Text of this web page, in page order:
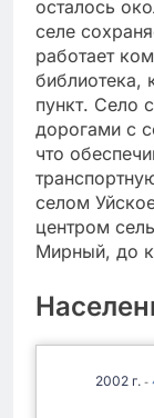
осталось
селе
работает
библиотека,
пункт. Село
дорогами с
что
селом
центром
Мирный, до
2002 -